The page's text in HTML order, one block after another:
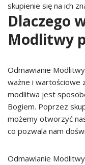
skupienie się na ich
Dlaczego
Modlitwy
Odmawianie
ważne i wartościowe
modlitwa jest
Bogiem. Poprzez
możemy otworzyć
co pozwala nam
Odmawianie